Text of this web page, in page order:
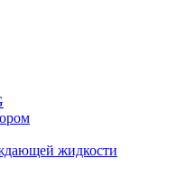
жидкости